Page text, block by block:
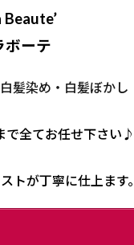
ボーテ
髪染め・白髪ぼかし
で全てお任せ下さい♪
トが丁寧に仕上ます。